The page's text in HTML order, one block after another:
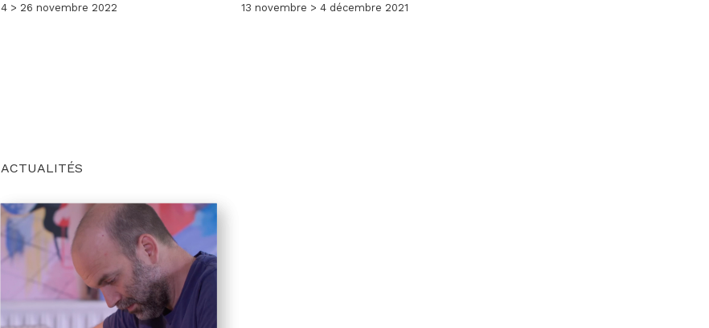
4 > 26 novembre 2022 13 novembre > 4 décembre 2021
ACTUALITÉS